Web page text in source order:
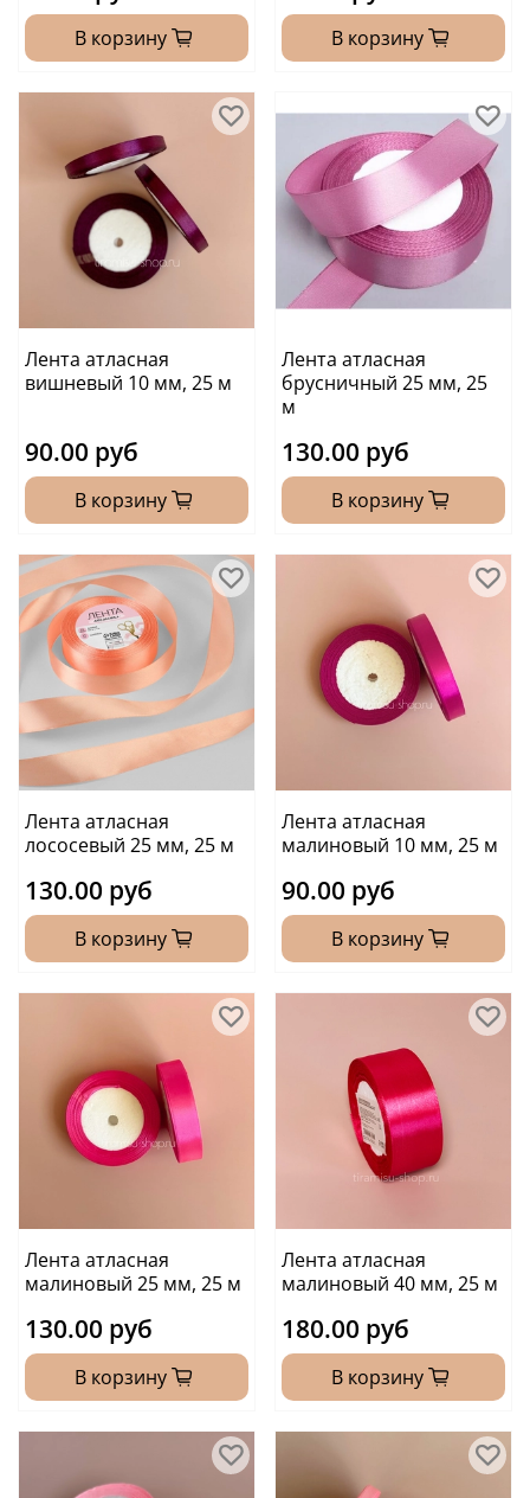
В корзину В корзину
Лента атласная
вишневый 10 мм, 25 м
90.00 руб
В корзину
Лента атласная
брусничный 25 мм, 25
м
130.00 руб
В корзину
Лента атласная
лососевый 25 мм, 25 м
130.00 руб
В корзину
Лента атласная
малиновый 10 мм, 25 м
90.00 руб
В корзину
Лента атласная
малиновый 25 мм, 25 м
130.00 руб
В корзину
Лента атласная
малиновый 40 мм, 25 м
180.00 руб
В корзину